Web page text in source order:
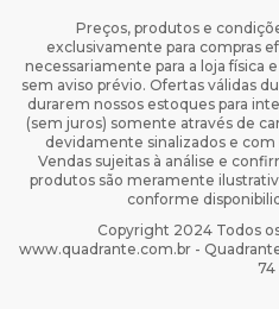
Preços, produtos e
exclusivamente para compras
necessariamente para a loja física
sem aviso prévio. Ofertas válidas
durarem nossos estoques para
(sem juros) somente através de
devidamente sinalizados e
Vendas sujeitas à análise e
produtos são meramente
conforme
Copyright 2024 Todos
www.quadrante.com.br -
74